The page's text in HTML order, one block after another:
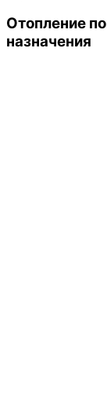
Отопление
назначения